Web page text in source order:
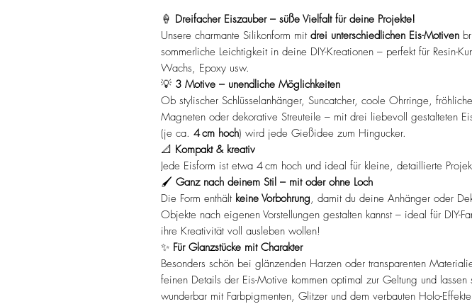
🍦 Dreifacher Eiszauber – süße Vielfalt für deine Projekte!
Unsere charmante Silikonform mit drei unterschiedlichen Eis-Motiven
sommerliche Leichtigkeit in deine DIY-Kreationen – perfekt für Resin-
Wachs, Epoxy usw.
💡 3 Motive – unendliche Möglichkeiten
Ob stylischer Schlüsselanhänger, Suncatcher, coole Ohrringe, fröhliche
Magneten oder dekorative Streuteile – mit drei liebevoll gestalteten
(je ca. 4 cm hoch) wird jede Gießidee zum Hingucker.
📐 Kompakt & kreativ
Jede Eisform ist etwa 4 cm hoch und ideal für kleine, detaillierte
🖌️ Ganz nach deinem Stil – mit oder ohne Loch
Die Form enthält keine Vorbohrung, damit du deine Anhänger oder
Objekte nach eigenen Vorstellungen gestalten kannst – ideal für DIY-
ihre Kreativität voll ausleben wollen!
✨ Für Glanzstücke mit Charakter
Besonders schön bei glänzenden Harzen oder transparenten
feinen Details der Eis-Motive kommen optimal zur Geltung und lassen
wunderbar mit Farbpigmenten, Glitzer und dem verbauten Holo-